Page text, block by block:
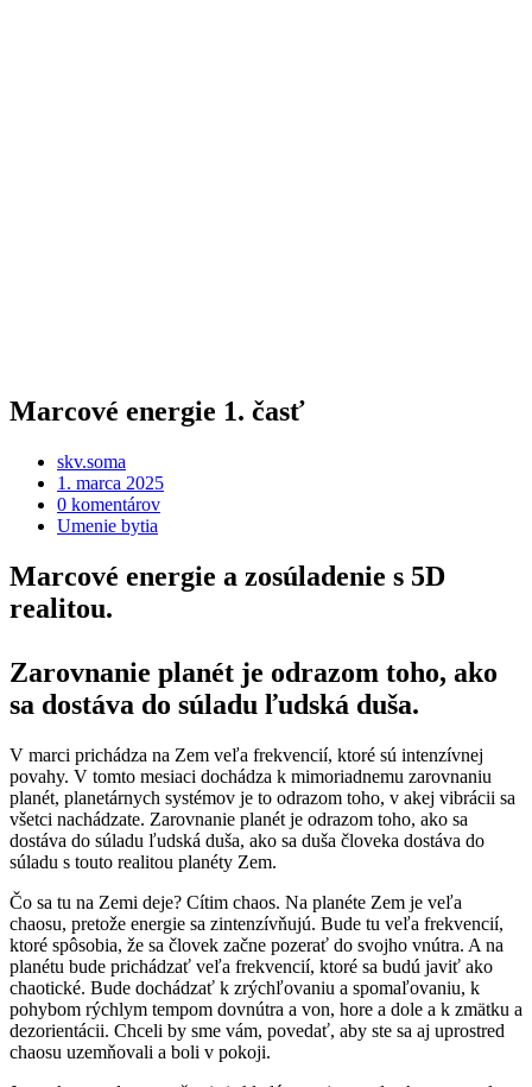
Marcové energie 1. časť
skv.soma
1. marca 2025
0 komentárov
Umenie bytia
Marcové energie a zosúladenie s 5D
realitou.
Zarovnanie planét je odrazom toho, ako
sa dostáva do súladu ľudská duša.
V marci prichádza na Zem veľa frekvencií, ktoré sú intenzívnej
povahy. V tomto mesiaci dochádza k mimoriadnemu zarovnaniu
planét, planetárnych systémov je to odrazom toho, v akej vibrácii sa
všetci nachádzate. Zarovnanie planét je odrazom toho, ako sa
dostáva do súladu ľudská duša, ako sa duša človeka dostáva do
súladu s touto realitou planéty Zem.
Čo sa tu na Zemi deje? Cítim chaos. Na planéte Zem je veľa
chaosu, pretože energie sa zintenzívňujú. Bude tu veľa frekvencií,
ktoré spôsobia, že sa človek začne pozerať do svojho vnútra. A na
planétu bude prichádzať veľa frekvencií, ktoré sa budú javiť ako
chaotické. Bude dochádzať k zrýchľovaniu a spomaľovaniu, k
pohybom rýchlym tempom dovnútra a von, hore a dole a k zmätku a
dezorientácii. Chceli by sme vám, povedať, aby ste sa aj uprostred
chaosu uzemňovali a boli v pokoji.